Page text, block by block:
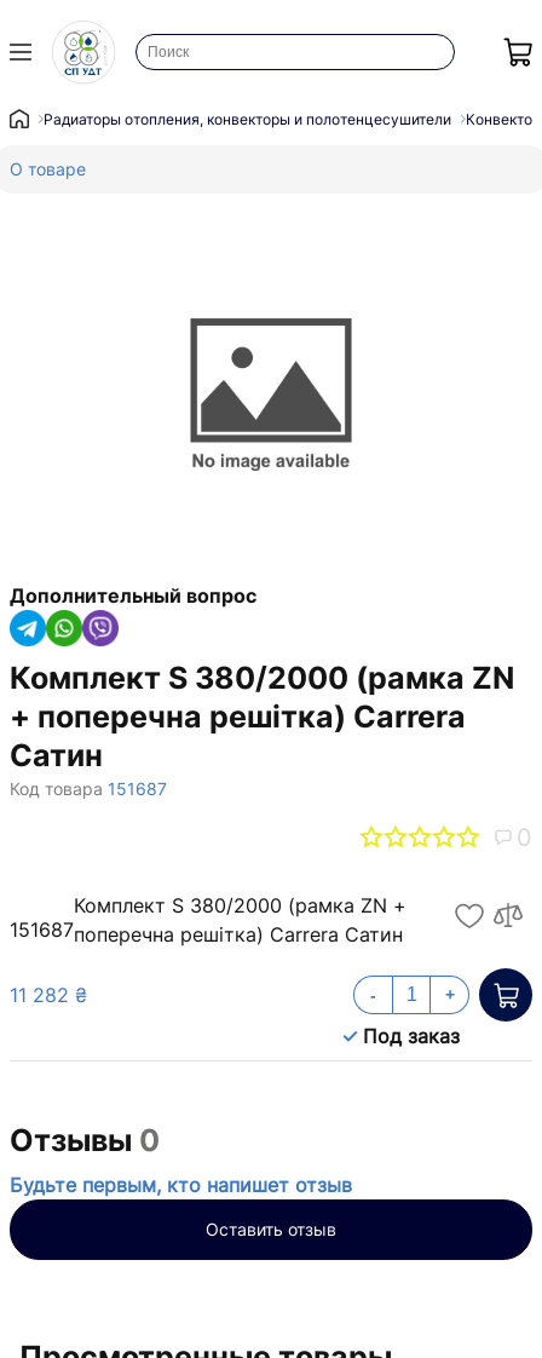
Радиаторы отопления, конвекторы и полотенцесушители
О товаре
Дополнительный вопрос
Комплект S 380/2000 (рамка ZN
+ поперечна решітка) Carrera
Сатин
Код товара 151687
0
151687
Комплект S 380/2000 (рамка ZN +
поперечна решітка) Carrera Сатин
11 282 ₴
Под заказ
- +
Отзывы 0
Будьте первым, кто напишет отзыв
Оставить отзыв